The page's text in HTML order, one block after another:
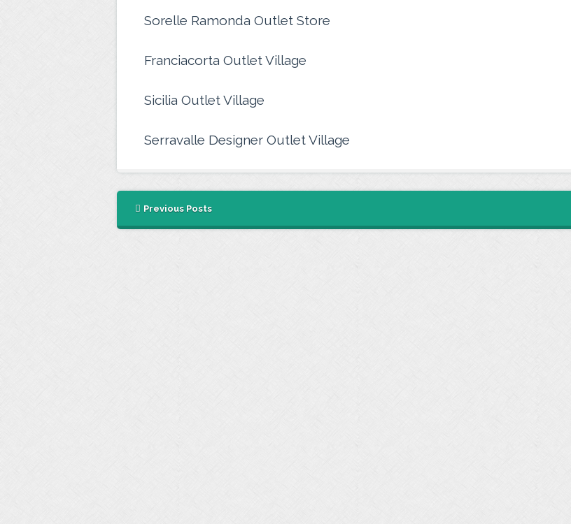
Sorelle Ramonda Outlet Store
Franciacorta Outlet Village
Sicilia Outlet Village
Serravalle Designer Outlet Village
Previous Posts